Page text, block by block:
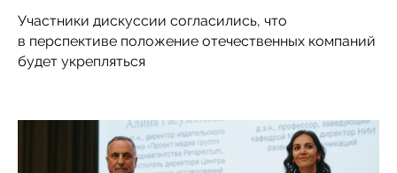
Участники дискуссии согласились, что
в перспективе положение отечественных компаний
будет укрепляться